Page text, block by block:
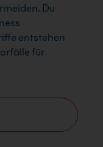
Du
entstehen
für